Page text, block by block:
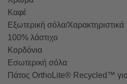
Καφέ
Εξωτερική σόλα/Χαρακτηριστικά
100% λάστιχο
Κορδόνια
Εσωτερική σόλα
Πάτος OrthoLite® Recycled™ για